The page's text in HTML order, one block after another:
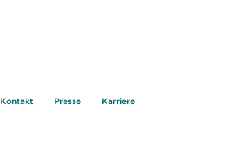
Kontakt Presse Karriere